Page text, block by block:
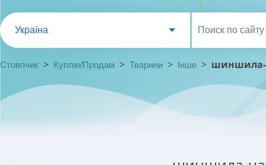
Україна
Стовпчик > Куплю/Продам > Тварини > Інше > шиншила-